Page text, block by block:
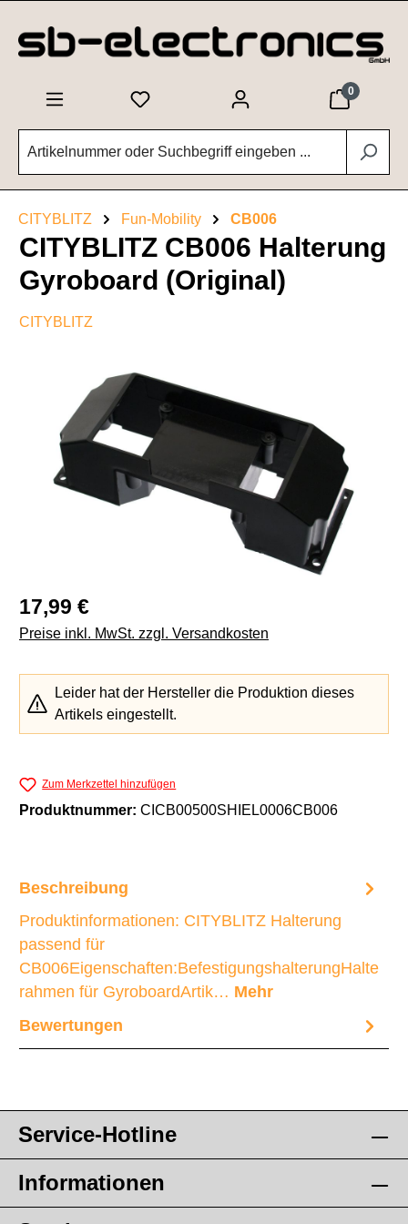
0
CITYBLITZ Fun-Mobility CB006
CITYBLITZ CB006 Halterung
Gyroboard (Original)
CITYBLITZ
Bildergalerie überspringen
Regulärer Preis:
17,99 €
Preise inkl. MwSt. zzgl. Versandkosten
Leider hat der Hersteller die Produktion dieses
Artikels eingestellt.
Zum Merkzettel hinzufügen
Produktnummer: CICB00500SHIEL0006CB006
Beschreibung
Produktinformationen: CITYBLITZ Halterung
passend für
CB006Eigenschaften:BefestigungshalterungHalte
rahmen für GyroboardArtik… Mehr
Bewertungen
Service-Hotline
Informationen